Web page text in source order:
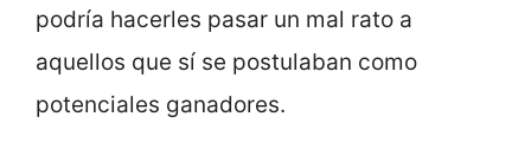
podría hacerles pasar un mal rato a
aquellos que sí se postulaban como
potenciales ganadores.